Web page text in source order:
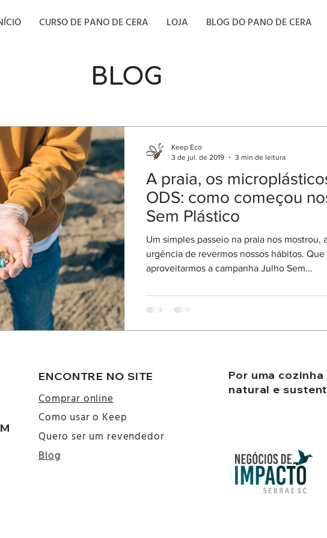
CURSO DE PANO DE CERA LOJA BLOG DO PANO DE CERA
BLOG
A praia, os
ODS: como começou
Sem Plástico
Um simples passeio na praia nos mostrou,
urgência de revermos nossos hábitos. Que
aproveitarmos a campanha Julho Sem...
Keep Eco
3 de jul. de 2019
3 min de leitura
ENCONTRE NO SITE
Comprar online
Como usar o Keep
Quero ser um revendedor
Blog
Por uma cozinha
natural e